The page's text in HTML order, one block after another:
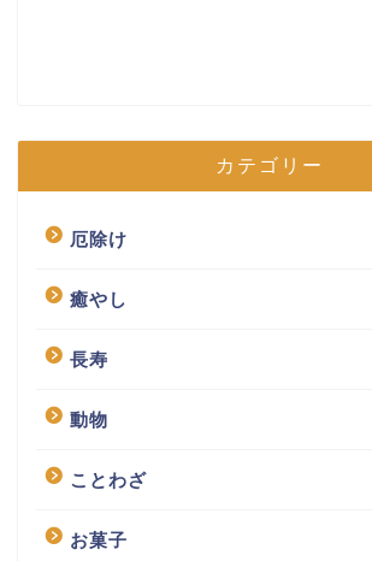
カテゴリー
厄除け
癒やし
長寿
動物
ことわざ
お菓子